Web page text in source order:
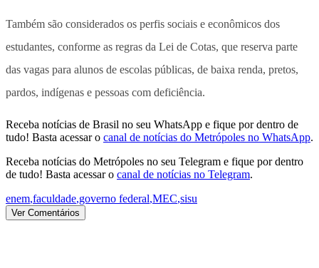
Também são considerados os perfis sociais e econômicos dos
estudantes, conforme as regras da Lei de Cotas, que reserva parte
das vagas para alunos de escolas públicas, de baixa renda, pretos,
pardos, indígenas e pessoas com deficiência.
Receba notícias de Brasil no seu WhatsApp e fique por dentro de
tudo! Basta acessar o canal de notícias do Metrópoles no WhatsApp.
Receba notícias do Metrópoles no seu Telegram e fique por dentro
de tudo! Basta acessar o canal de notícias no Telegram.
enem,faculdade,governo federal,MEC,sisu
Ver Comentários